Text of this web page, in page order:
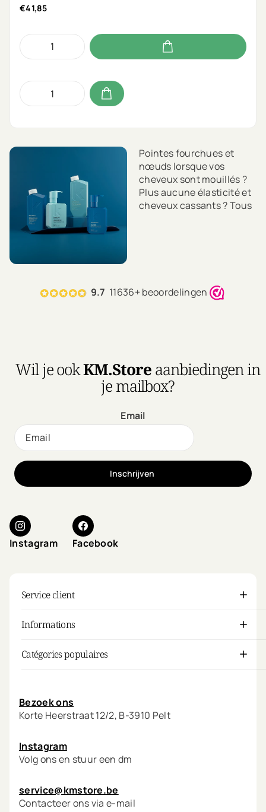
€41,85
Pointes fourchues et
nœuds lorsque vos
cheveux sont mouillés ?
Plus aucune élasticité et
cheveux cassants ? Tous
remettront vos cheveux
en parfait état.
améliore et renforce les
cheveux secs et abîmés.
9.7 11636+ beoordelingen
Wil je ookKM.Storeaanbiedingen in
je mailbox?
Email
Inschrijven
Instagram Facebook
Service client
Informations
Catégories populaires
Bezoek ons
Korte Heerstraat 12/2, B-3910 Pelt
Instagram
Volg ons en stuur een dm
service@kmstore.be
Contacteer ons via e-mail